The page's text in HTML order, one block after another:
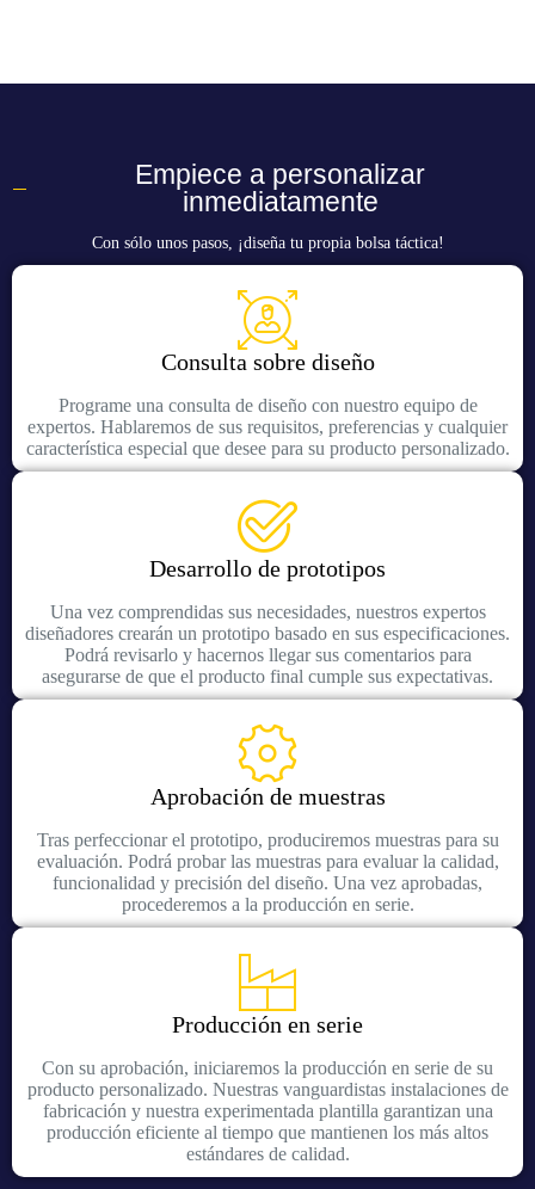
Empiece a personalizar
inmediatamente
Con sólo unos pasos, ¡diseña tu propia bolsa táctica!
Consulta sobre diseño
Programe una consulta de diseño con nuestro equipo de
expertos. Hablaremos de sus requisitos, preferencias y cualquier
característica especial que desee para su producto personalizado.
Desarrollo de prototipos
Una vez comprendidas sus necesidades, nuestros expertos
diseñadores crearán un prototipo basado en sus especificaciones.
Podrá revisarlo y hacernos llegar sus comentarios para
asegurarse de que el producto final cumple sus expectativas.
Aprobación de muestras
Tras perfeccionar el prototipo, produciremos muestras para su
evaluación. Podrá probar las muestras para evaluar la calidad,
funcionalidad y precisión del diseño. Una vez aprobadas,
procederemos a la producción en serie.
Producción en serie
Con su aprobación, iniciaremos la producción en serie de su
producto personalizado. Nuestras vanguardistas instalaciones de
fabricación y nuestra experimentada plantilla garantizan una
producción eficiente al tiempo que mantienen los más altos
estándares de calidad.